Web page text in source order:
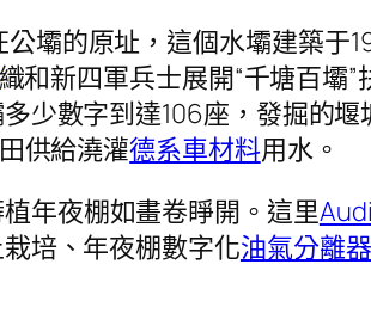
壩的原址，這個水壩建築于
織和新四軍兵士展開“千塘百壩
少數字到達106座，發掘的
供給澆灌德系車材料用水。
年夜棚如畫卷睜開。這里
培、年夜棚數字化油氣分離